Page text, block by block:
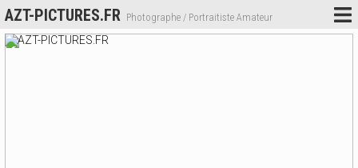
AZT-PICTURES.FR Photographe / Portraitiste Amateur